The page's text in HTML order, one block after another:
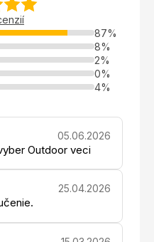
87%
8%
2%
0%
4%
05.06.2026
Outdoor veci
25.04.2026